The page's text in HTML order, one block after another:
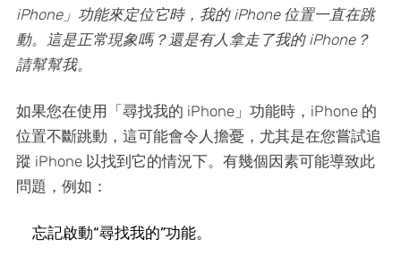
iPhone」功能來定位它時，我的 iPhone 位置一直在跳
動。這是正常現象嗎？還是有人拿走了我的 iPhone？
請幫幫我。
如果您在使用「尋找我的 iPhone」功能時，iPhone 的
位置不斷跳動，這可能會令人擔憂，尤其是在您嘗試追
蹤 iPhone 以找到它的情況下。有幾個因素可能導致此
問題，例如：
忘記啟動“尋找我的”功能。